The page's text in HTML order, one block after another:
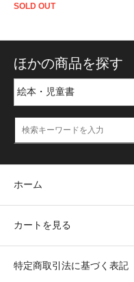
SOLD OUT
ほかの商品を探す
ホーム
カートを見る
特定商取引法に基づく表記